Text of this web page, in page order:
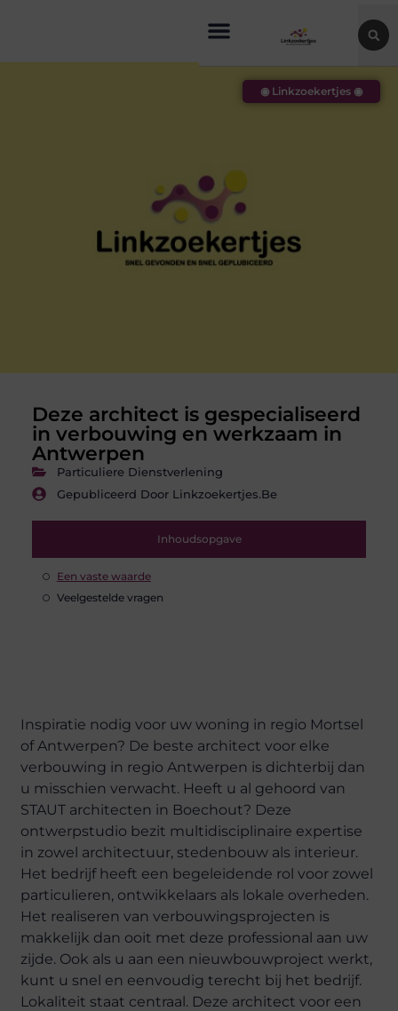
Deze architect is gespecialiseerd
in verbouwing en werkzaam in
Antwerpen
Particuliere Dienstverlening
Gepubliceerd Door Linkzoekertjes.be
Inhoudsopgave
Een vaste waarde
Veelgestelde vragen
◉ Linkzoekertjes ◉
Inspiratie nodig voor uw woning in regio Mortsel
of Antwerpen? De beste architect voor elke
verbouwing in regio Antwerpen is dichterbij dan
u misschien verwacht. Heeft u al gehoord van
STAUT architecten in Boechout? Deze
ontwerpstudio bezit multidisciplinaire expertise
in zowel architectuur, stedenbouw als interieur.
Het bedrijf heeft een begeleidende rol voor zowel
particulieren, ontwikkelaars als lokale overheden.
Het realiseren van verbouwingsprojecten is
makkelijk dan ooit met deze professional aan uw
zijde. Ook als u aan een nieuwbouwproject werkt,
kunt u snel en eenvoudig terecht bij het bedrijf.
Lokaliteit staat centraal. Deze architect voor een